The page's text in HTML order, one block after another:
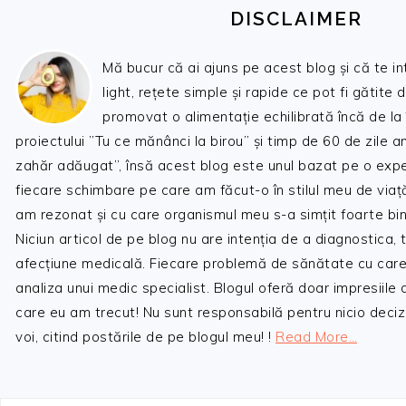
DISCLAIMER
Mă bucur că ai ajuns pe acest blog și că te
light, rețete simple și rapide ce pot fi gătite
promovat o alimentație echilibrată încă de
proiectului ”Tu ce mănânci la birou” și timp de 60 de zile
zahăr adăugat”, însă acest blog este unul bazat pe o
fiecare schimbare pe care am făcut-o în stilul meu de
am rezonat și cu care organismul meu s-a simțit foarte
Niciun articol de pe blog nu are intenția de a diagnostica,
afecțiune medicală. Fiecare problemă de sănătate cu
analiza unui medic specialist. Blogul oferă doar impresiile
care eu am trecut! Nu sunt responsabilă pentru nicio
voi, citind postările de pe blogul meu! ! Read More…